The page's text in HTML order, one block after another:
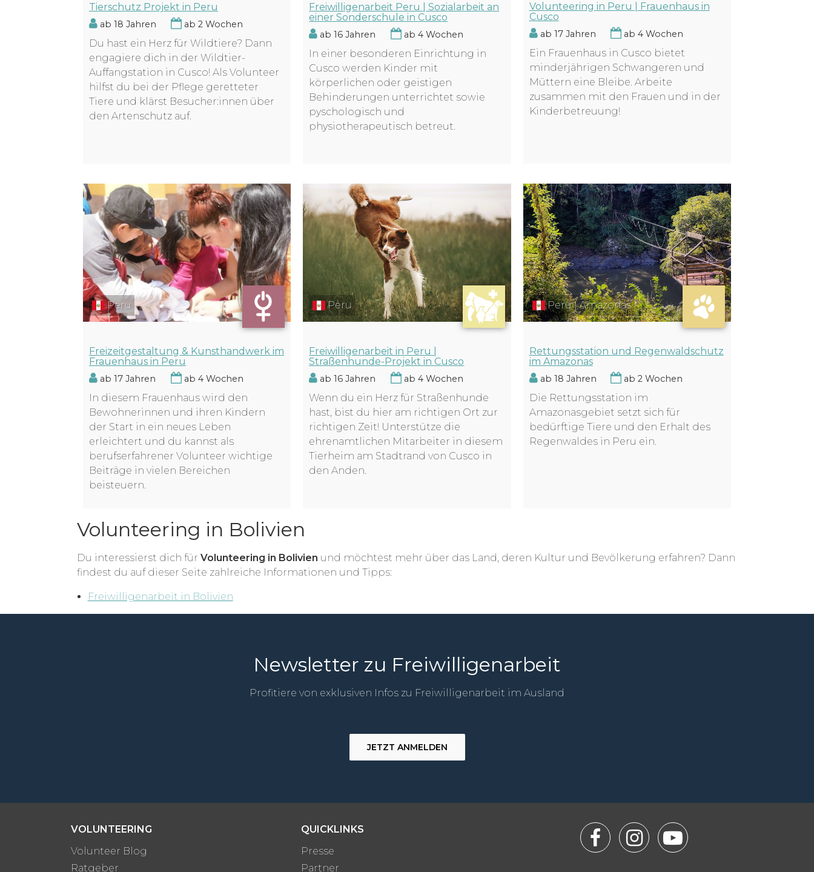
Tierschutz Projekt in Peru
ab 18 Jahren ab 2 Wochen
Du hast ein Herz für Wildtiere? Dann
engagiere dich in der Wildtier-
Auffangstation in Cusco! Als Volunteer
hilfst du bei der Pflege geretteter
Tiere und klärst Besucher:innen über
den Artenschutz auf.
Freiwilligenarbeit Peru | Sozialarbeit an
einer Sonderschule in Cusco
ab 16 Jahren ab 4 Wochen
In einer besonderen Einrichtung in
Cusco werden Kinder mit
körperlichen oder geistigen
Behinderungen unterrichtet sowie
pyschologisch und
physiotherapeutisch betreut.
Volunteering in Peru | Frauenhaus in
Cusco
ab 17 Jahren ab 4 Wochen
Ein Frauenhaus in Cusco bietet
minderjährigen Schwangeren und
Müttern eine Bleibe. Arbeite
zusammen mit den Frauen und in der
Kinderbetreuung!
Peru
Freizeitgestaltung & Kunsthandwerk im
Frauenhaus in Peru
ab 17 Jahren ab 4 Wochen
In diesem Frauenhaus wird den
Bewohnerinnen und ihren Kindern
der Start in ein neues Leben
erleichtert und du kannst als
berufserfahrener Volunteer wichtige
Beiträge in vielen Bereichen
beisteuern.
Peru
Freiwilligenarbeit in Peru |
Straßenhunde-Projekt in Cusco
ab 16 Jahren ab 4 Wochen
Wenn du ein Herz für Straßenhunde
hast, bist du hier am richtigen Ort zur
richtigen Zeit! Unterstütze die
ehrenamtlichen Mitarbeiter in diesem
Tierheim am Stadtrand von Cusco in
den Anden.
Peru | Amazonas
Rettungsstation und Regenwaldschutz
im Amazonas
ab 18 Jahren ab 2 Wochen
Die Rettungsstation im
Amazonasgebiet setzt sich für
bedürftige Tiere und den Erhalt des
Regenwaldes in Peru ein.
Volunteering in Bolivien
Du interessierst dich für Volunteering in Bolivien und möchtest mehr über das Land, deren Kultur und Bevölkerung erfahren? Dann
findest du auf dieser Seite zahlreiche Informationen und Tipps:
Freiwilligenarbeit in Bolivien
Newsletter zu Freiwilligenarbeit
Profitiere von exklusiven Infos zu Freiwilligenarbeit im Ausland
JETZT ANMELDEN
VOLUNTEERING
Volunteer Blog
Ratgeber
QUICKLINKS
Presse
Partner